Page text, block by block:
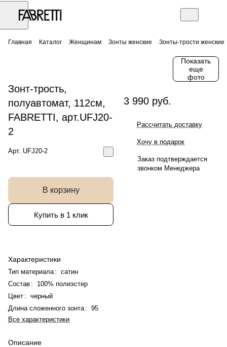
Главная Каталог Женщинам Зонты женские Зонты-трости женские
Показать
еще
фото
Зонт-трость,
полуавтомат, 112см,
FABRETTI, арт.UFJ20-
2
Арт. UFJ20-2
В корзину
Купить в 1 клик
Характеристики
Тип материала : сатин
Состав :
100% полиэстер
Цвет : черный
Длина сложенного зонта : 95
Все характеристики
Описание
3 990 руб.
Рассчитать доставку
Хочу в подарок
Заказ подтверждается
звонком Менеджера